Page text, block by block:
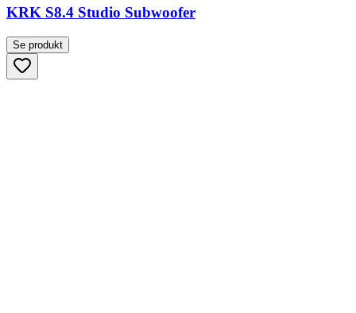
KRK S8.4 Studio Subwoofer
Se produkt